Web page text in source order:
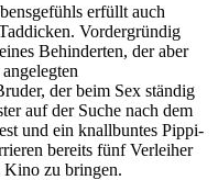
erfüllt auch
Vordergründig
Behinderten, der aber
der beim Sex ständig
auf der Suche nach dem
und ein knallbuntes Pippi-
bereits fünf Verleiher
Kino zu bringen.